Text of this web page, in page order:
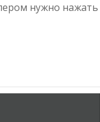
нужно нажать